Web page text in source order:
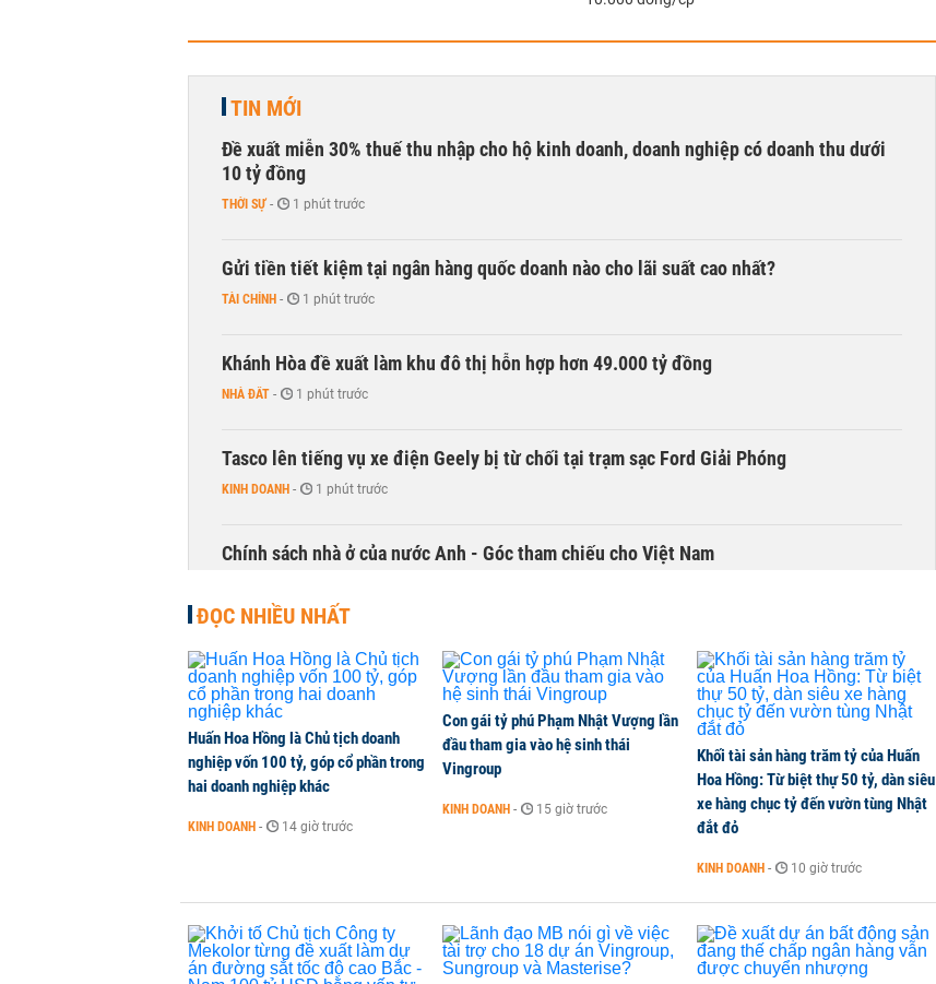
TIN MỚI
Đề xuất miễn 30% thuế thu nhập cho hộ kinh doanh, doanh nghiệp có doanh thu dưới
10 tỷ đồng
THỜI SỰ - 1 phút trước
Gửi tiền tiết kiệm tại ngân hàng quốc doanh nào cho lãi suất cao nhất?
TÀI CHÍNH - 1 phút trước
Khánh Hòa đề xuất làm khu đô thị hỗn hợp hơn 49.000 tỷ đồng
NHÀ ĐẤT - 1 phút trước
Tasco lên tiếng vụ xe điện Geely bị từ chối tại trạm sạc Ford Giải Phóng
KINH DOANH - 1 phút trước
Chính sách nhà ở của nước Anh - Góc tham chiếu cho Việt Nam
ĐỌC NHIỀU NHẤT
Huấn Hoa Hồng là Chủ tịch doanh
nghiệp vốn 100 tỷ, góp cổ phần trong
hai doanh nghiệp khác
KINH DOANH - 14 giờ trước
Con gái tỷ phú Phạm Nhật Vượng lần
đầu tham gia vào hệ sinh thái
Vingroup
KINH DOANH - 15 giờ trước
Khối tài sản hàng trăm tỷ của Huấn
Hoa Hồng: Từ biệt thự 50 tỷ, dàn siêu
xe hàng chục tỷ đến vườn tùng Nhật
đắt đỏ
KINH DOANH - 10 giờ trước